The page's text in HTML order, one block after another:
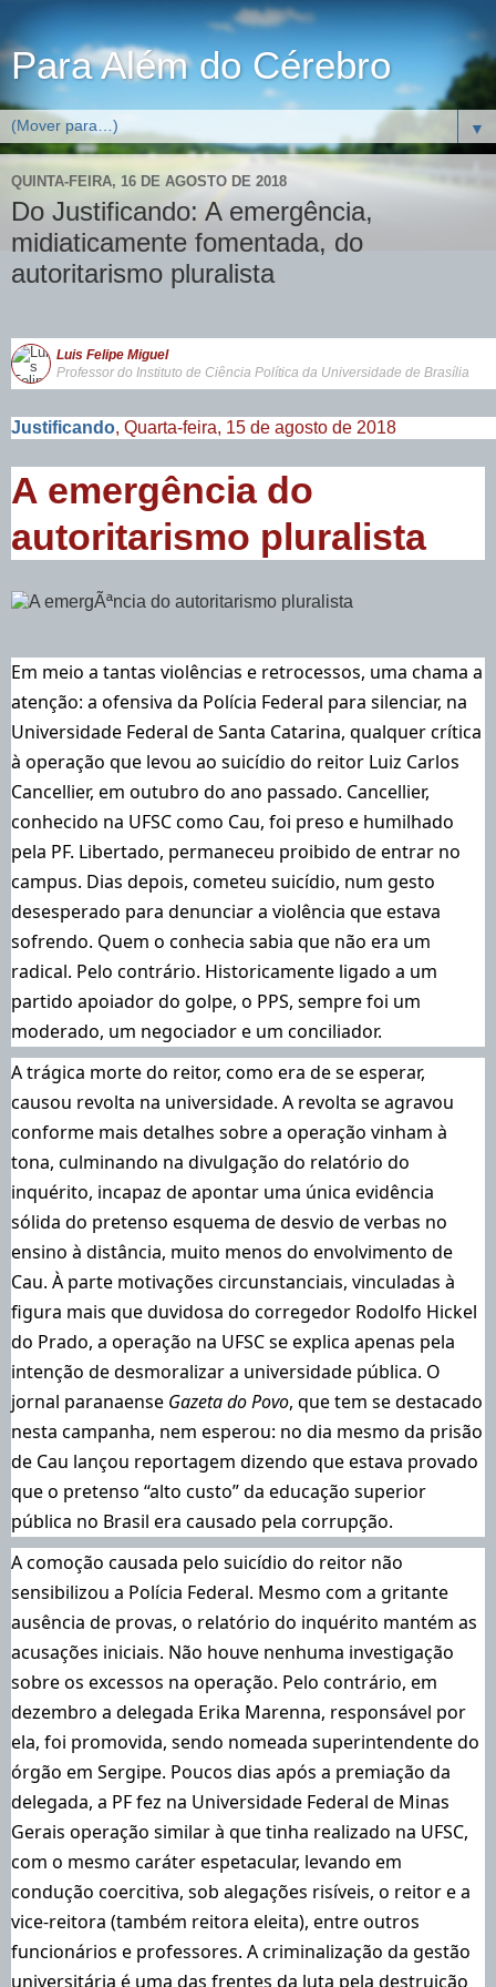
Para Além do Cérebro
▼
QUINTA-FEIRA, 16 DE AGOSTO DE 2018
Do Justificando: A emergência,
midiaticamente fomentada, do
autoritarismo pluralista
Luis Felipe Miguel
Professor do Instituto de Ciência Política da Universidade de Brasília
Justificando, Quarta-feira, 15 de agosto de 2018
A emergência do
autoritarismo pluralista
Em meio a tantas violências e retrocessos, uma chama a
atenção: a ofensiva da Polícia Federal para silenciar, na
Universidade Federal de Santa Catarina, qualquer crítica
à operação que levou ao suicídio do reitor Luiz Carlos
Cancellier, em outubro do ano passado. Cancellier,
conhecido na UFSC como Cau, foi preso e humilhado
pela PF. Libertado, permaneceu proibido de entrar no
campus. Dias depois, cometeu suicídio, num gesto
desesperado para denunciar a violência que estava
sofrendo. Quem o conhecia sabia que não era um
radical. Pelo contrário. Historicamente ligado a um
partido apoiador do golpe, o PPS, sempre foi um
moderado, um negociador e um conciliador.
A trágica morte do reitor, como era de se esperar,
causou revolta na universidade. A revolta se agravou
conforme mais detalhes sobre a operação vinham à
tona, culminando na divulgação do relatório do
inquérito, incapaz de apontar uma única evidência
sólida do pretenso esquema de desvio de verbas no
ensino à distância, muito menos do envolvimento de
Cau. À parte motivações circunstanciais, vinculadas à
figura mais que duvidosa do corregedor Rodolfo Hickel
do Prado, a operação na UFSC se explica apenas pela
intenção de desmoralizar a universidade pública. O
jornal paranaense Gazeta do Povo, que tem se destacado
nesta campanha, nem esperou: no dia mesmo da prisão
de Cau lançou reportagem dizendo que estava provado
que o pretenso “alto custo” da educação superior
pública no Brasil era causado pela corrupção.
A comoção causada pelo suicídio do reitor não
sensibilizou a Polícia Federal. Mesmo com a gritante
ausência de provas, o relatório do inquérito mantém as
acusações iniciais. Não houve nenhuma investigação
sobre os excessos na operação. Pelo contrário, em
dezembro a delegada Erika Marenna, responsável por
ela, foi promovida, sendo nomeada superintendente do
órgão em Sergipe. Poucos dias após a premiação da
delegada, a PF fez na Universidade Federal de Minas
Gerais operação similar à que tinha realizado na UFSC,
com o mesmo caráter espetacular, levando em
condução coercitiva, sob alegações risíveis, o reitor e a
vice-reitora (também reitora eleita), entre outros
funcionários e professores. A criminalização da gestão
universitária é uma das frentes da luta pela destruição